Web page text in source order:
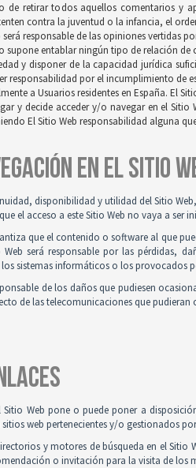
de retirar todos aquellos comentarios
contra la juventud o la infancia, el
responsable de las opiniones vertidas
supone entablar ningún tipo de relación de
y disponer de la capacidad jurídica
responsabilidad por el incumplimiento de
a Usuarios residentes en España. El
y decide acceder y/o navegar en el
El Sitio Web responsabilidad alguna
EN EL SITIO
disponibilidad y utilidad del Sitio
el acceso a este Sitio Web no vaya a ser
que el contenido o software al que
será responsable por las pérdidas,
sistemas informáticos o los provocados
de los daños que pudiesen
de las telecomunicaciones que pudieran
Sitio Web pone o puede poner a
web pertenecientes y/o gestionados
y motores de búsqueda en el
o invitación para la visita de los